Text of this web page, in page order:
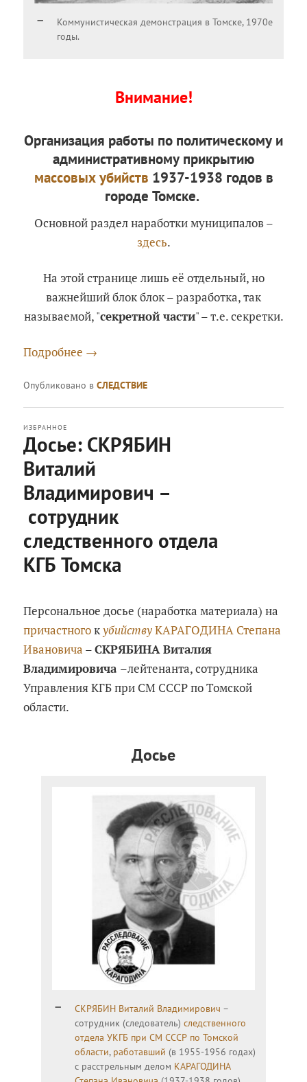
Коммунистическая демонстрация в Томске, 1970е
годы.
Внимание!
Организация работы по политическому и
административному прикрытию
массовых убийств 1937-1938 годов в
городе Томске.
Основной раздел наработки муниципалов –
здесь.
На этой странице лишь её отдельный, но
важнейший блок блок – разработка, так
называемой, "секретной части" – т.е. секретки.
Подробнее →
Опубликовано в СЛЕДСТВИЕ
Досье: СКРЯБИН
Виталий
Владимирович –
сотрудник
следственного отдела
КГБ Томска
ИЗБРАННОЕ
Персональное досье (наработка материала) на
причастногокубийствуКАРАГОДИНА Степана
Ивановича –СКРЯБИНА Виталия
Владимировича –лейтенанта, сотрудника
Управления КГБ при СМ СССР по Томской
области.
Досье
СКРЯБИН Виталий Владимирович –
сотрудник (следователь) следственного
отдела УКГБ при СМ СССР по Томской
области, работавший (в 1955-1956 годах)
с расстрельным делом КАРАГОДИНА